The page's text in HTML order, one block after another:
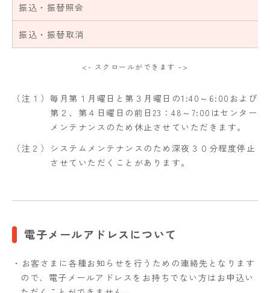
振込・振替照会
振込・振替取消
<- スクロールができます ->
（注１） 毎月第１月曜日と第３月曜日の1:40～6:00および
第２、第４日曜日の前日23：48～7:00はセンター
メンテナンスのため休止させていただきます。
（注２）
システムメンテナンスのため深夜３０分程度停止
させていただくことがあります。
電子メールアドレスについて
・お客さまに各種お知らせを行うための連絡先となります
ので、電子メールアドレスをお持ちでない方はお申込い